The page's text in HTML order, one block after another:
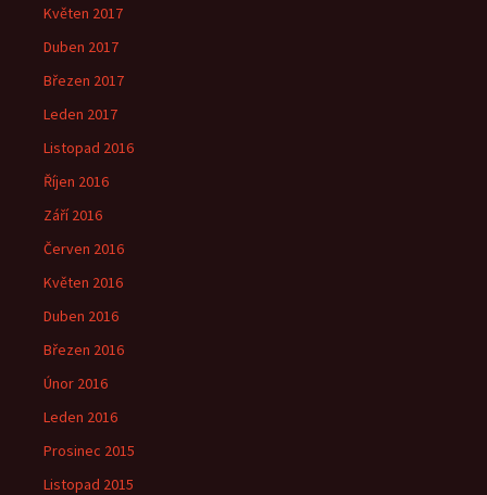
Květen 2017
Duben 2017
Březen 2017
Leden 2017
Listopad 2016
Říjen 2016
Září 2016
Červen 2016
Květen 2016
Duben 2016
Březen 2016
Únor 2016
Leden 2016
Prosinec 2015
Listopad 2015